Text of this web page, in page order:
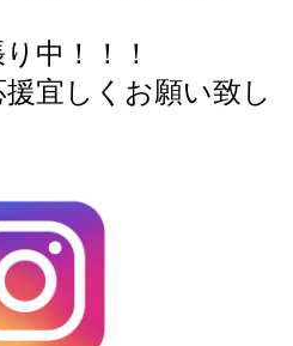
中！！！
宜しくお願い致し